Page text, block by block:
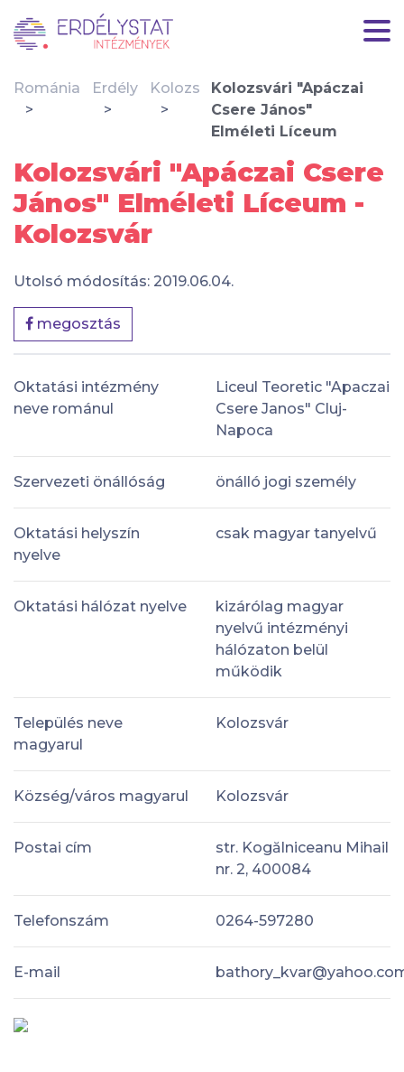
Románia Erdély Kolozs
Kolozsvári "Apáczai
Csere János"
Elméleti Líceum
Kolozsvári "Apáczai Csere
János" Elméleti Líceum -
Kolozsvár
Utolsó módosítás: 2019.06.04.
megosztás
Oktatási intézmény
neve románul
Liceul Teoretic "Apaczai
Csere Janos" Cluj-
Napoca
Szervezeti önállóság önálló jogi személy
Oktatási helyszín
nyelve
csak magyar tanyelvű
Oktatási hálózat nyelve
kizárólag magyar
nyelvű intézményi
hálózaton belül
működik
Település neve
magyarul
Kolozsvár
Község/város magyarul Kolozsvár
Postai cím
str. Kogălniceanu Mihail
nr. 2, 400084
Telefonszám 0264-597280
E-mail